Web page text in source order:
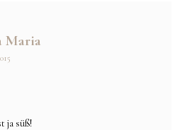
Maria
ja süß!